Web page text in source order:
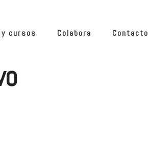
cursos Colabora Contacto